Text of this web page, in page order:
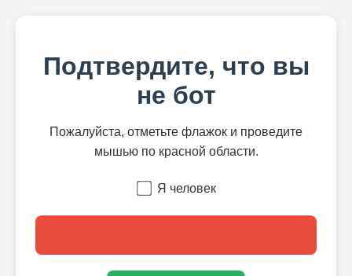
Подтвердите, что вы
не бот
Пожалуйста, отметьте флажок и проведите
мышью по красной области.
Я человек